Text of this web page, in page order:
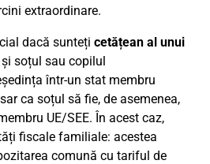
extraordinare.
dacă sunteți cetățean al unui
și soțul sau copilul
într-un stat membru
ca soțul să fie, de asemenea,
UE/SEE. În acest caz,
fiscale familiale: acestea
comună cu tariful de